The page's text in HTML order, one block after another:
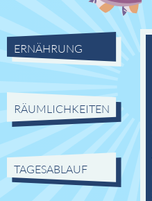
ERNÄHRUNG
RÄUMLICHKEITEN
TAGESABLAUF